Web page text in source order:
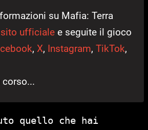
su Mafia: Terra
sito ufficiale e seguite il gioco
, X, Instagram, TikTok,
corso...
quello che hai